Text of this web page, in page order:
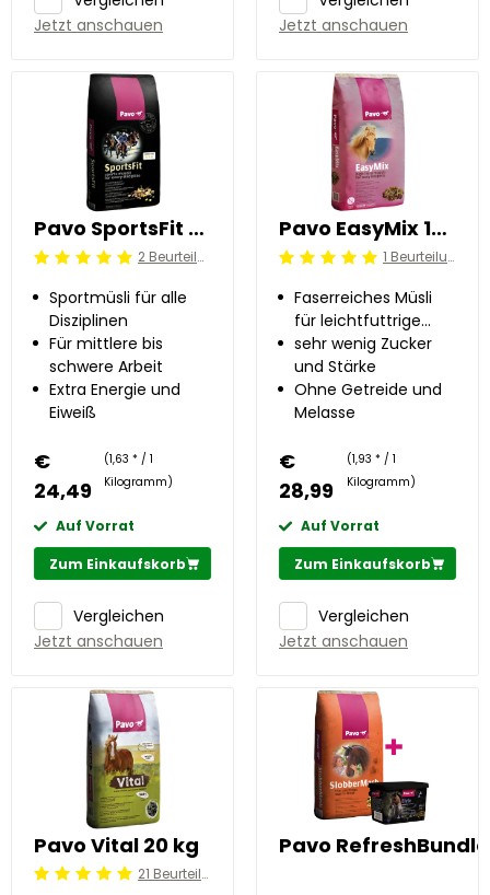
Jetzt anschauen
Jetzt anschauen
Pavo SportsFit 15 kg
Beoordeling: 5/5 2 Beurteilung
Sportmüsli für alle
Disziplinen
Für mittlere bis
schwere Arbeit
Extra Energie und
Eiweiß
€
24,49
(1,63 * / 1
Kilogramm)
Auf Vorrat
Zum Einkaufskorb
Vergleichen
Jetzt anschauen
Pavo EasyMix 15 kg
Beoordeling: 5/5 1 Beurteilung
Faserreiches Müsli
für leichtfuttrige
Pferde
sehr wenig Zucker
und Stärke
Ohne Getreide und
Melasse
€
28,99
(1,93 * / 1
Kilogramm)
Auf Vorrat
Zum Einkaufskorb
Vergleichen
Jetzt anschauen
Pavo Vital 20 kg
Beoordeling: 5/5 21 Beurteilung
Pavo RefreshBundle